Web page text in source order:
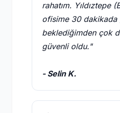
rahatım. Yıldıztepe
ofisime 30 dakikada
beklediğimden çok
güvenli oldu."
- Selin K.